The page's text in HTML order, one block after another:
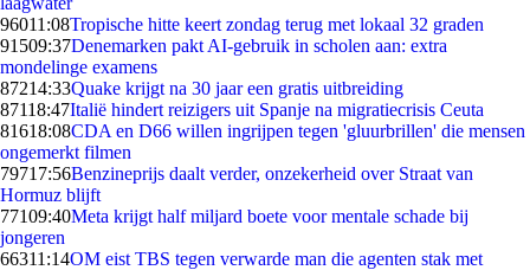
96011:08Tropische hitte keert zondag terug met lokaal 32 graden
91509:37Denemarken pakt AI-gebruik in scholen aan: extra
mondelinge examens
87214:33Quake krijgt na 30 jaar een gratis uitbreiding
87118:47Italië hindert reizigers uit Spanje na migratiecrisis Ceuta
81618:08CDA en D66 willen ingrijpen tegen 'gluurbrillen' die mensen
ongemerkt filmen
79717:56Benzineprijs daalt verder, onzekerheid over Straat van
Hormuz blijft
77109:40Meta krijgt half miljard boete voor mentale schade bij
jongeren
66311:14OM eist TBS tegen verwarde man die agenten stak met